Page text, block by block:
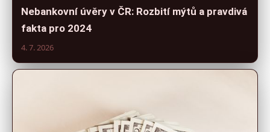
Nebankovní úvěry v ČR: Rozbití mýtů a pravdivá
fakta pro 2024
4. 7. 2026